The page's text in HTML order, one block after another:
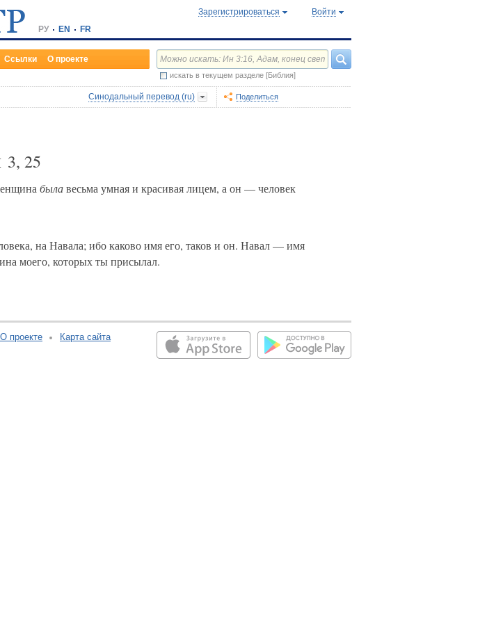
РУ EN FR
Зарегистрироваться Войти
Ссылки О проекте
искать в текущем разделе [Библия]
Синодальный перевод (ru) Поделиться
3, 25
былавесьма умная и красивая лицем, а он — человек
на Навала; ибо каково имя его, таков и он. Навал — имя
моего, которых ты присылал.
О проекте Карта сайта